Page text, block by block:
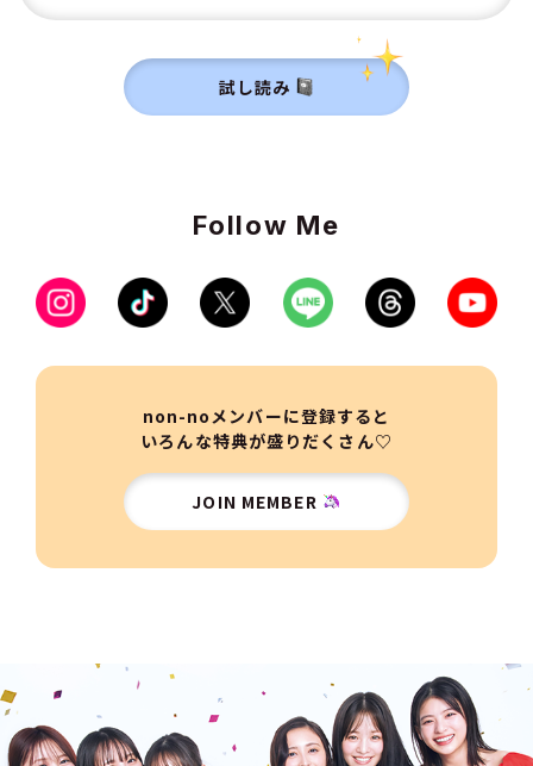
試し読み
Follow Me
non-noメンバーに登録すると
いろんな特典が盛りだくさん♡
JOIN MEMBER